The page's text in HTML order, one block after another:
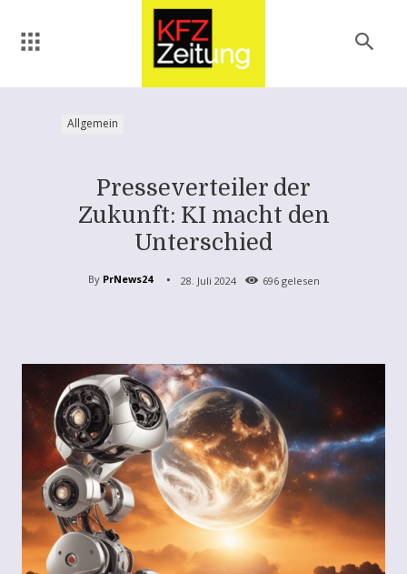
Allgemein
Presseverteiler der
Zukunft: KI macht den
Unterschied
By PrNews24 28. Juli 2024 696gelesen